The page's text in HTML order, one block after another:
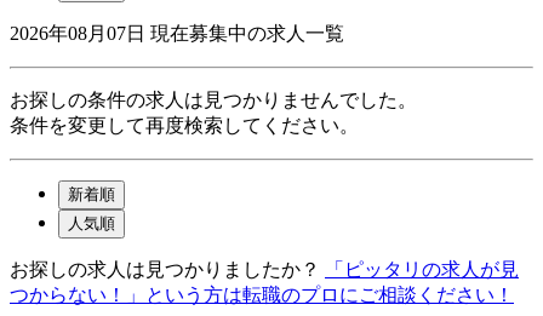
2026年08月07日 現在募集中の求人一覧
お探しの条件の求人は見つかりませんでした。
条件を変更して再度検索してください。
新着順
人気順
お探しの求人は見つかりましたか？
「ピッタリの求人が見
つからない！」という方は転職のプロにご相談ください！